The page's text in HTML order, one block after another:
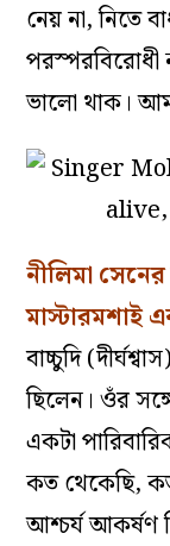
নেয় না, নিতে
পরস্পরবিরোধী
ভালো থাক।
নীলিমা
মাস্টারমশাই
বাচ্চুদি
ছিলেন। ওঁর
একটা
কত থেকেছি,
আশ্চর্য আকর্ষণ